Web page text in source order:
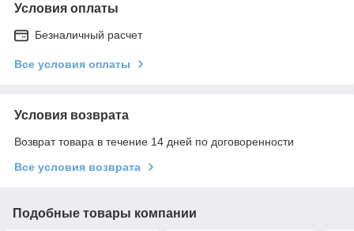
Условия оплаты
Безналичный расчет
Все условия оплаты
Условия возврата
Возврат товара в течение 14 дней по договоренности
Все условия возврата
Подобные товары компании